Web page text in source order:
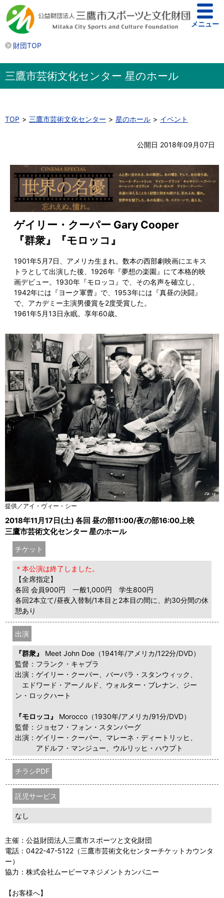
財団TOP
メニュー
三鷹市芸術文化センター 星のホール
TOP 三鷹市芸術文化センター 星のホール イベント
公開日 2018年09月07日
ゲイリー・クーパー Gary Cooper
『群衆』『モロッコ』
1901年5月7日、アメリカ生まれ。数本の西部劇映画にエキス
トラとして出演した後、1926年『夢想の楽園』にて本格的映
画デビュー。1930年『モロッコ』で、その名声を確立し、
1942年には『ヨーク軍曹』で、1953年には『真昼の決闘』
で、アカデミー主演男優賞を2度受賞した。
1961年5月13日永眠。享年60歳。
提供／アイ・ヴィー・シー
2018年11月17日(土) 各回 昼の部11:00/夜の部16:00上映
三鷹市芸術文化センター 星のホール
チケット
＊本公演は終了しました。
【全席指定】
各回 会員900円 一般1,000円 学生800円
各回2本立て/昼夜入替制/1本目と2本目の間に、約30分間の休
憩あり
出演
『群衆』
Meet John Doe（1941年/アメリカ/122分/DVD）
監督：フランク・キャプラ
出演：ゲイリー・クーパー、バーバラ・スタンウィック、
エドワード・アーノルド、ウォルター・ブレナン、ジー
ン・ロックハート
『モロッコ』
Morocco（1930年/アメリカ/91分/DVD）
監督：ジョセフ・フォン・スタンバーグ
出演：ゲイリー・クーパー、マレーネ・ディートリッヒ、
アドルフ・マンジュー、ウルリッヒ・ハウプト
チラシPDF
託児サービス
なし
主催：公益財団法人三鷹市スポーツと文化財団
電話：0422-47-5122（三鷹市芸術文化センターチケットカウンタ
ー）
協力：株式会社ムービーマネジメントカンパニー
【お客様へ】